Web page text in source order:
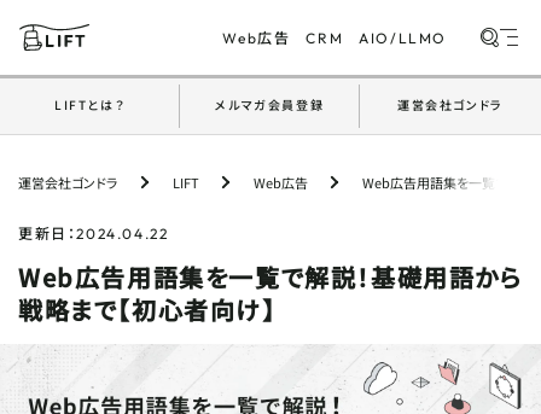
Web広告 CRM AIO/LLMO
LIFTとは？ メルマガ会員登録 運営会社ゴンドラ
運営会社ゴンドラ LIFT Web広告 Web広告用語集を一覧で解説
更新日：2024.04.22
Web広告用語集を一覧で解説！基礎用語から
戦略まで【初心者向け】
PICKUP おすすめ記事
【開発事例】採用ページ×チャットボットで挑む
LLMO対策｜設計から計測までを公開
紹介が生まれる営業とは？ゴンドラ流『関係構築
術』の実践